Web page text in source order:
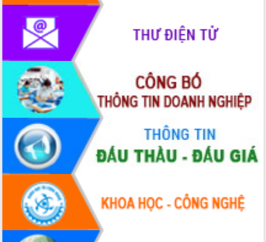
hoạch tỉnh thời kỳ 2021-2030
Hội thảo góp ý hồ sơ điều chỉnh quy
hoạch tỉnh Đắk Lắk thời kỳ 2021-2030,
tầm nhìn đến năm 2050
Nâng cao hiệu quả hoạt động của các
doanh nghiệp nhà nước
Hội nghị triển khai kết nối mạng
truyền số liệu chuyên dùng phục vụ cơ
quan Đảng, Nhà nước
Lễ phát động chuỗi hoạt động chung
tay làm sạch môi trường
Xã Ea Kar bước chuyển mình trong
công tác cải cách hành chính mô hình
UBND tỉnh họp báo định kỳ tháng 4
năm 2026
Hội thảo khoa học “Giải pháp thúc đẩy
phát triển nền kinh tế xanh tại tỉnh